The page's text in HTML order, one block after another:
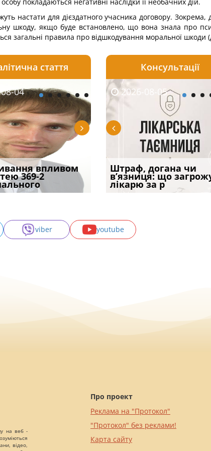
настати для дієздатного учасника договору. Зокрема,
шкоду, якщо буде встановлено, що вона знала про
загальні правила про відшкодування моральної шкоди
військової
ігн
2026-08-05
Чоловік помер, але
позика залишилася: як
фраза «на
стаття
08-04
впливом
369-2
2026-08-04
Переоформлення
відстрочки за іншою
підставою: нов
Консультації
07-23
під час
стану: як діяти
2026-08-05
Штраф, догана чи
в’язниця: що
лікарю за р
2026-07-30
При зарахуванні в
покарання днів
тримання пі
viber youtube
на веб -
відео,
Про проект
Реклама на "Протокол"
"Протокол" без реклами!
Карта сайту